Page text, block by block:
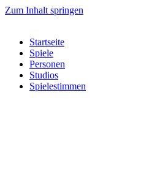
Zum Inhalt springen
Startseite
Spiele
Personen
Studios
Spielestimmen